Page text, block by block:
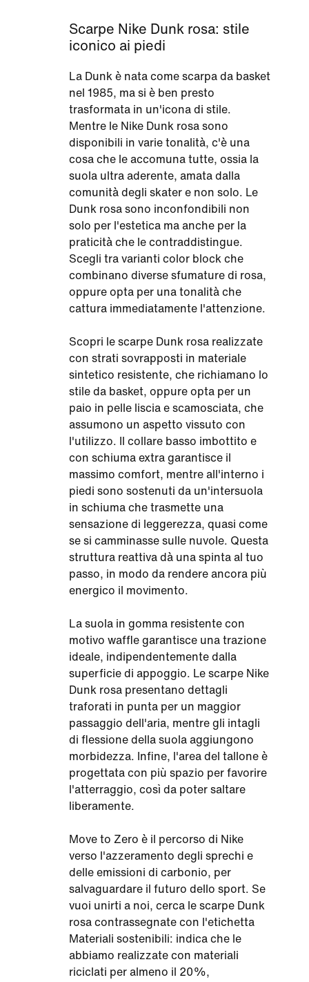
Scarpe Nike Dunk rosa: stile
iconico ai piedi
La Dunk è nata come scarpa da basket
nel 1985, ma si è ben presto
trasformata in un'icona di stile.
Mentre le Nike Dunk rosa sono
disponibili in varie tonalità, c'è una
cosa che le accomuna tutte, ossia la
suola ultra aderente, amata dalla
comunità degli skater e non solo. Le
Dunk rosa sono inconfondibili non
solo per l'estetica ma anche per la
praticità che le contraddistingue.
Scegli tra varianti color block che
combinano diverse sfumature di rosa,
oppure opta per una tonalità che
cattura immediatamente l'attenzione.
Scopri le scarpe Dunk rosa realizzate
con strati sovrapposti in materiale
sintetico resistente, che richiamano lo
stile da basket, oppure opta per un
paio in pelle liscia e scamosciata, che
assumono un aspetto vissuto con
l'utilizzo. Il collare basso imbottito e
con schiuma extra garantisce il
massimo comfort, mentre all'interno i
piedi sono sostenuti da un'intersuola
in schiuma che trasmette una
sensazione di leggerezza, quasi come
se si camminasse sulle nuvole. Questa
struttura reattiva dà una spinta al tuo
passo, in modo da rendere ancora più
energico il movimento.
La suola in gomma resistente con
motivo waffle garantisce una trazione
ideale, indipendentemente dalla
superficie di appoggio. Le scarpe Nike
Dunk rosa presentano dettagli
traforati in punta per un maggior
passaggio dell'aria, mentre gli intagli
di flessione della suola aggiungono
morbidezza. Infine, l'area del tallone è
progettata con più spazio per favorire
l'atterraggio, così da poter saltare
liberamente.
Move to Zero è il percorso di Nike
verso l'azzeramento degli sprechi e
delle emissioni di carbonio, per
salvaguardare il futuro dello sport. Se
vuoi unirti a noi, cerca le scarpe Dunk
rosa contrassegnate con l'etichetta
Materiali sostenibili: indica che le
abbiamo realizzate con materiali
riciclati per almeno il 20%,